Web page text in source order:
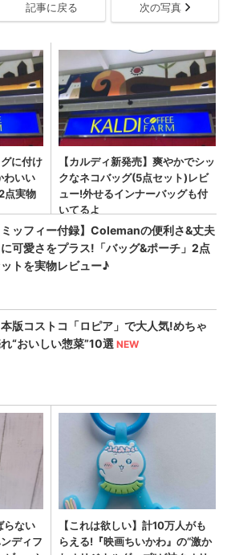
記事に戻る 次の写真